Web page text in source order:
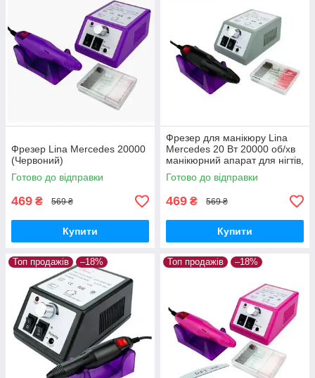
Фрезер Lina Mercedes 20000
(Червоний)
Готово до відправки
469 ₴ 569 ₴
Купити
Фрезер для манікюру Lina
Mercedes 20 Вт 20000 об/хв
манікюрний апарат для нігтів,
машинка для лаку Ліна
Готово до відправки
469 ₴ 569 ₴
Купити
Топ продажів –18% Топ продажів –18%